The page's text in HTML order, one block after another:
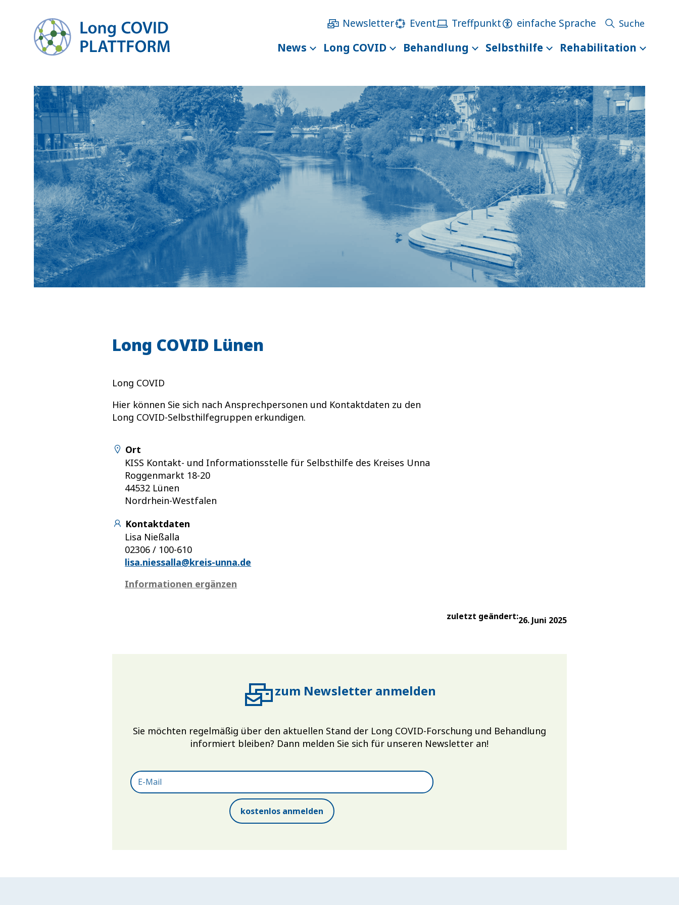
Newsletter Event Treffpunkt einfache Sprache
News Long COVID Behandlung Selbsthilfe Rehabilitation
Long COVID Lünen
Long COVID
Hier können Sie sich nach Ansprechpersonen und Kontaktdaten zu den
Long COVID-Selbsthilfegruppen erkundigen.
Ort
KISS Kontakt- und Informationsstelle für Selbsthilfe des Kreises Unna
Roggenmarkt 18-20
44532 Lünen
Nordrhein-Westfalen
Kontaktdaten
Lisa Nießalla
02306 / 100-610
lisa.niessalla@kreis-unna.de
Informationen ergänzen
zuletzt geändert:26. Juni 2025
zum Newsletter anmelden
Sie möchten regelmäßig über den aktuellen Stand der Long COVID-Forschung und Behandlung
informiert bleiben? Dann melden Sie sich für unseren Newsletter an!